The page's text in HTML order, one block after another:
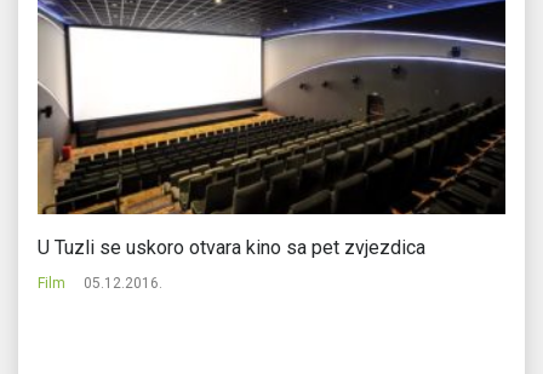
U Tuzli se uskoro otvara kino sa pet zvjezdica
Film 05.12.2016.